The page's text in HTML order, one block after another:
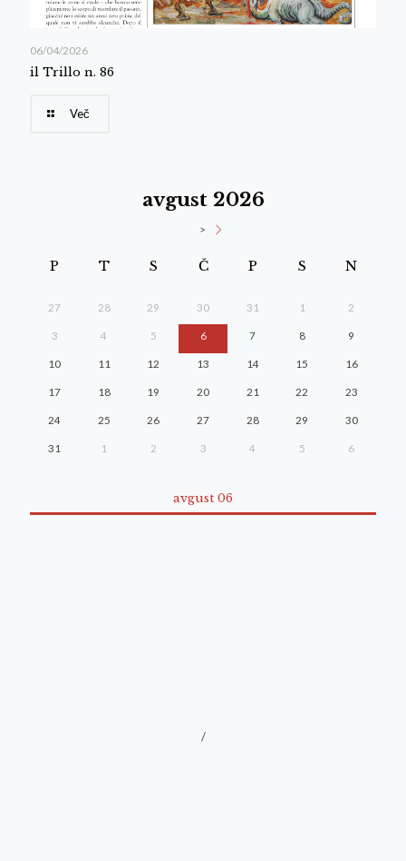
06/04/2026
il Trillo n. 86
Več
avgust 2026
>
P T S Č P S N
27 28 29 30 31 1 2
3 4 5 6 7 8 9
10 11 12 13 14 15 16
17 18 19 20 21 22 23
24 25 26 27 28 29 30
31 1 2 3 4 5 6
avgust 06
/